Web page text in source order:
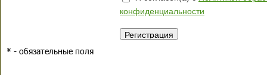
конфиденциальности
* - обязательные поля